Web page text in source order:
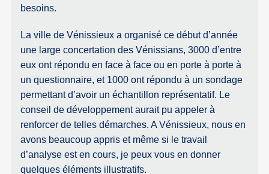
besoins.
La ville de Vénissieux a organisé ce début d’année
une large concertation des Vénissians, 3000 d’entre
eux ont répondu en face à face ou en porte à porte à
un questionnaire, et 1000 ont répondu à un sondage
permettant d’avoir un échantillon représentatif. Le
conseil de développement aurait pu appeler à
renforcer de telles démarches. A Vénissieux, nous en
avons beaucoup appris et même si le travail
d’analyse est en cours, je peux vous en donner
quelques éléments illustratifs.